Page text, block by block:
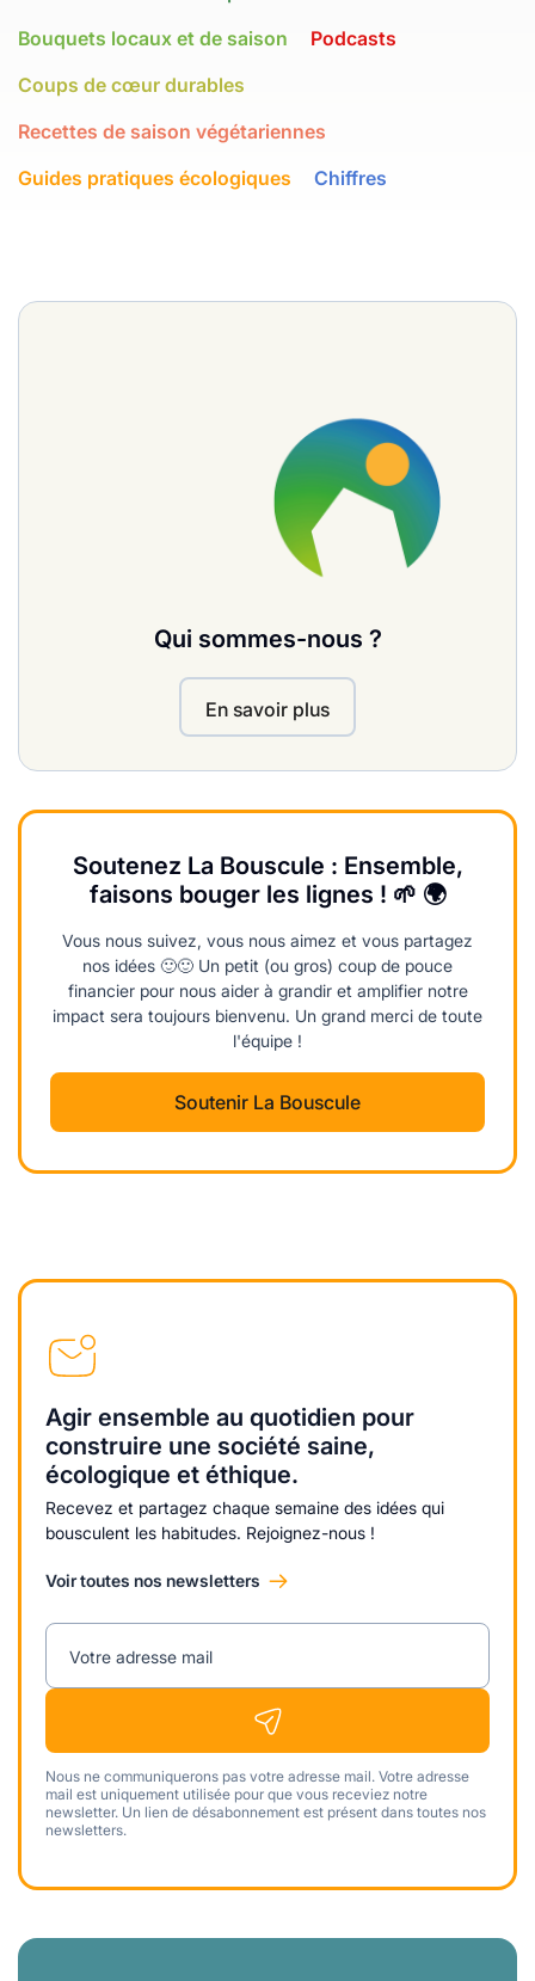
Bouquets locaux et de saison
Podcasts
Coups de cœur durables
Recettes de saison végétariennes
Guides pratiques écologiques
Chiffres
Qui sommes-nous ?
En savoir plus
Soutenez La Bouscule : Ensemble,
faisons bouger les lignes ! 🌱 🌍
Vous nous suivez, vous nous aimez et vous partagez
nos idées 🙂🙂 Un petit (ou gros) coup de pouce
financier pour nous aider à grandir et amplifier notre
impact sera toujours bienvenu. Un grand merci de toute
l'équipe !
Soutenir La Bouscule
Agir ensemble au quotidien pour
construire une société saine,
écologique et éthique.
Recevez et partagez chaque semaine des idées qui
bousculent les habitudes. Rejoignez-nous !
Voir toutes nos newsletters
Votre adresse mail
Nous ne communiquerons pas votre adresse mail. Votre adresse
mail est uniquement utilisée pour que vous receviez notre
newsletter. Un lien de désabonnement est présent dans toutes nos
newsletters.